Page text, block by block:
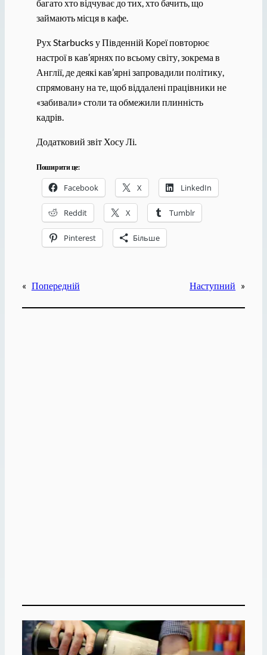
багато хто відчуває до тих, хто бачить, що
займають місця в кафе.
Рух Starbucks у Південній Кореї повторює
настрої в кав’ярнях по всьому світу, зокрема в
Англії, де деякі кав’ярні запровадили політику,
спрямовану на те, щоб віддалені працівники не
«забивали» столи та обмежили плинність
кадрів.
Додатковий звіт Хосу Лі.
Поширити це:
Facebook X LinkedIn
Reddit X Tumblr
Pinterest Більше
« Попередній Наступний »